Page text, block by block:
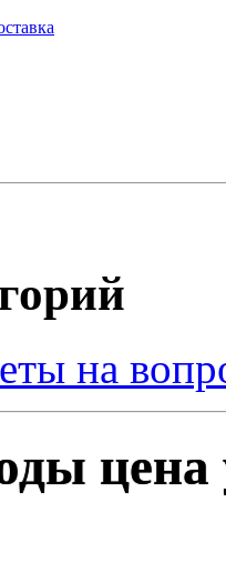
на